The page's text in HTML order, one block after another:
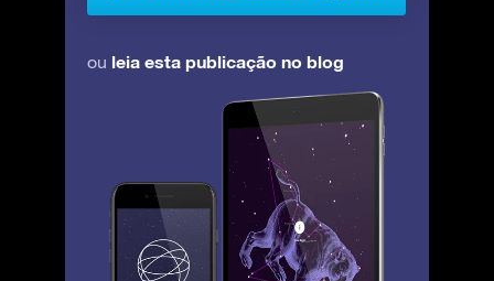
ou leia esta publicação no blog